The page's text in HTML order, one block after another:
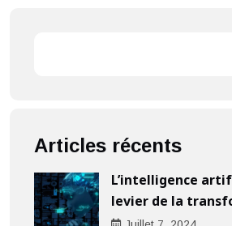
Articles récents
L’intelligence
levier de la